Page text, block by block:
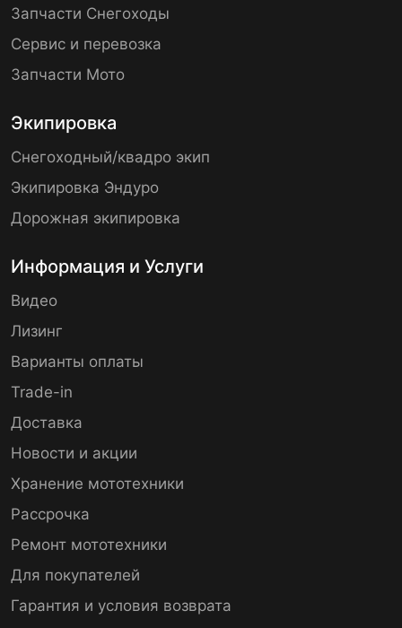
Запчасти Снегоходы
Сервис и перевозка
Запчасти Мото
Экипировка
Снегоходный/квадро экип
Экипировка Эндуро
Дорожная экипировка
Информация и Услуги
Видео
Лизинг
Варианты оплаты
Trade-in
Доставка
Новости и акции
Хранение мототехники
Рассрочка
Ремонт мототехники
Для покупателей
Гарантия и условия возврата